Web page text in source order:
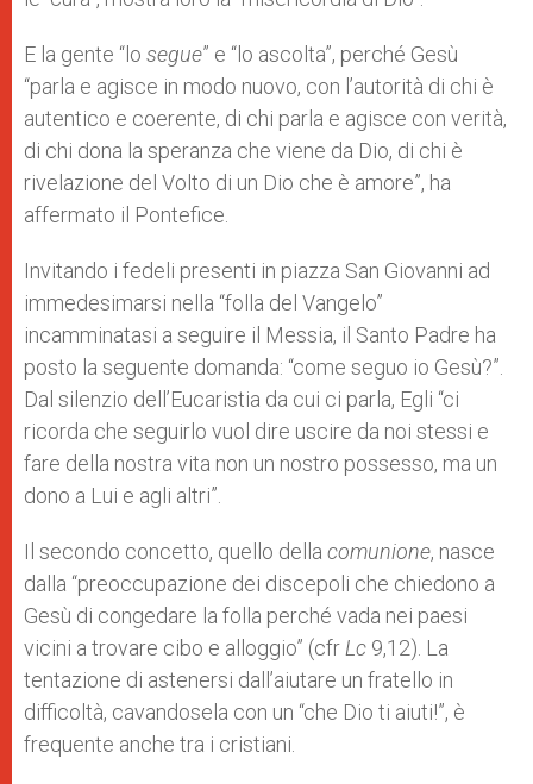
E la gente “lo segue” e “lo ascolta”, perché Gesù
“parla e agisce in modo nuovo, con l’autorità di chi è
autentico e coerente, di chi parla e agisce con verità,
di chi dona la speranza che viene da Dio, di chi è
rivelazione del Volto di un Dio che è amore”, ha
affermato il Pontefice.
Invitando i fedeli presenti in piazza San Giovanni ad
immedesimarsi nella “folla del Vangelo”
incamminatasi a seguire il Messia, il Santo Padre ha
posto la seguente domanda: “come seguo io Gesù?”.
Dal silenzio dell’Eucaristia da cui ci parla, Egli “ci
ricorda che seguirlo vuol dire uscire da noi stessi e
fare della nostra vita non un nostro possesso, ma un
dono a Lui e agli altri”.
Il secondo concetto, quello della comunione, nasce
dalla “preoccupazione dei discepoli che chiedono a
Gesù di congedare la folla perché vada nei paesi
vicini a trovare cibo e alloggio” (cfr Lc 9,12). La
tentazione di astenersi dall’aiutare un fratello in
difficoltà, cavandosela con un “che Dio ti aiuti!”, è
frequente anche tra i cristiani.